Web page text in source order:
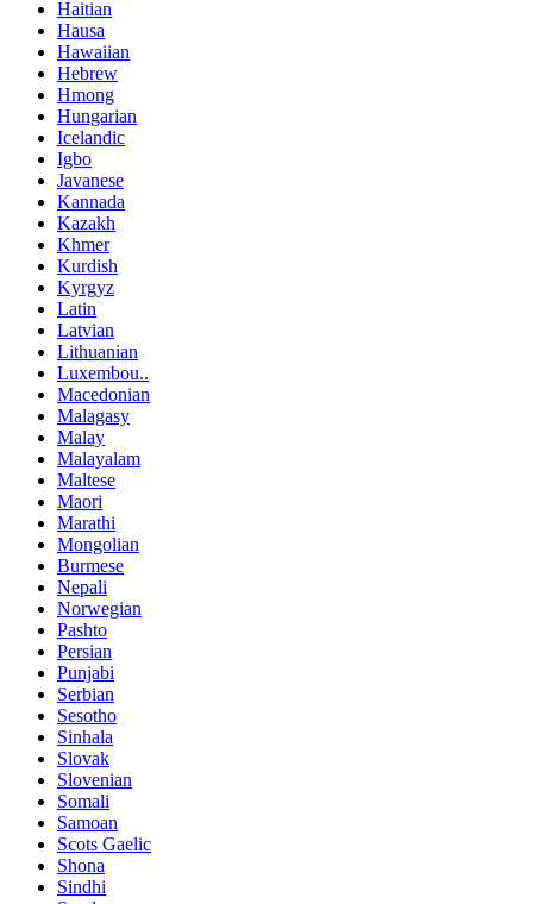
Haitian
Hausa
Hawaiian
Hebrew
Hmong
Hungarian
Icelandic
Igbo
Javanese
Kannada
Kazakh
Khmer
Kurdish
Kyrgyz
Latin
Latvian
Lithuanian
Luxembou..
Macedonian
Malagasy
Malay
Malayalam
Maltese
Maori
Marathi
Mongolian
Burmese
Nepali
Norwegian
Pashto
Persian
Punjabi
Serbian
Sesotho
Sinhala
Slovak
Slovenian
Somali
Samoan
Scots Gaelic
Shona
Sindhi